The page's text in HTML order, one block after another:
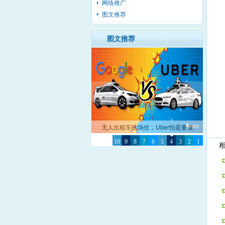
网络推广
图文推荐
图文推荐
1
2
3
4
5
6
7
8
9
10
无人出租车这场仗，Uber怕是要被
Google彻底击败了
相